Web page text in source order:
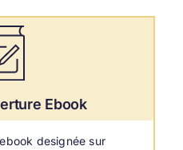
Ebook
designée sur